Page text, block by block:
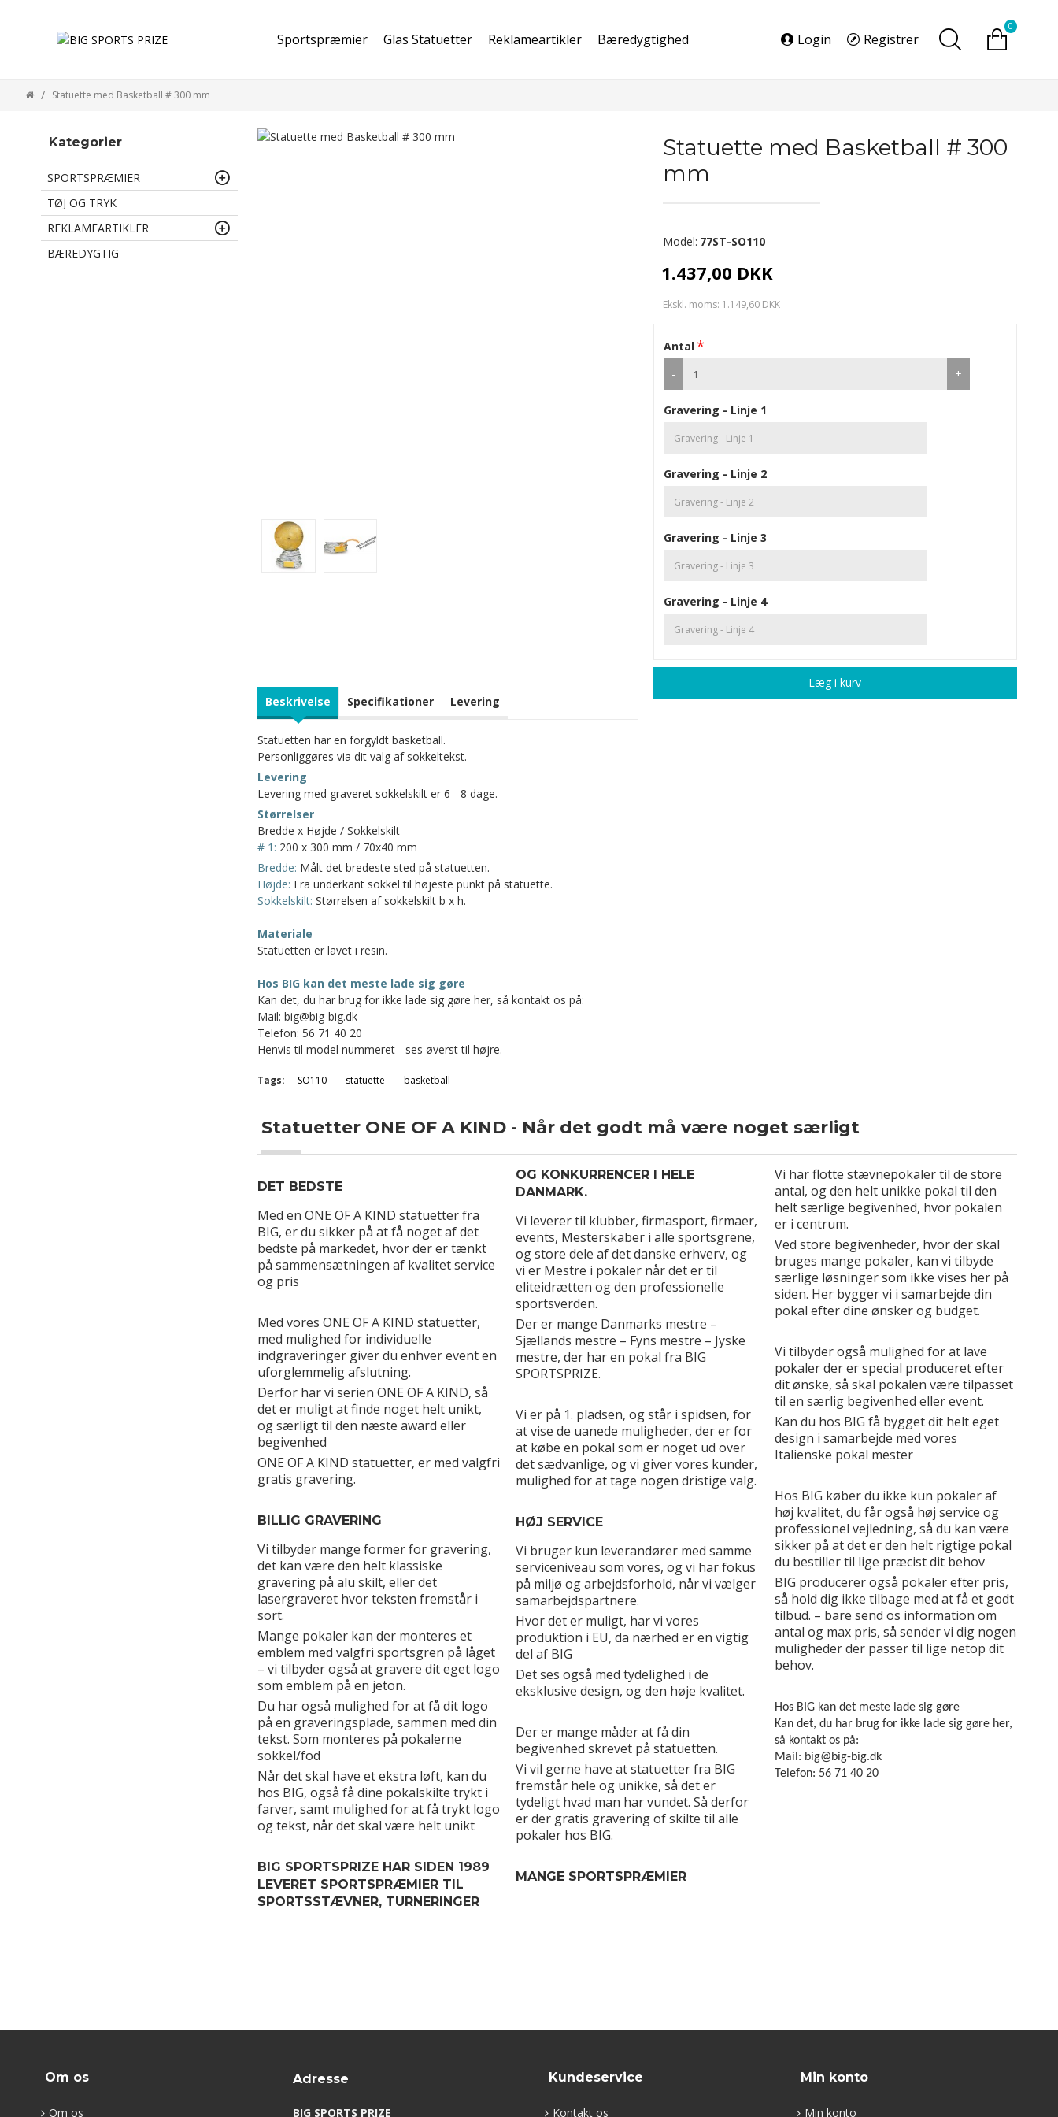
Sportspræmier Glas Statuetter Reklameartikler Bæredygtighed Login Registrer
0
Statuette med Basketball # 300 mm
Kategorier
SPORTSPRÆMIER
TØJ OG TRYK
REKLAMEARTIKLER
BÆREDYGTIG
Beskrivelse Specifikationer Levering
Statuetten har en forgyldt basketball.
Personliggøres via dit valg af sokkeltekst.
Levering
Levering med graveret sokkelskilt er 6 - 8 dage.
Størrelser
Bredde x Højde / Sokkelskilt
# 1: 200 x 300 mm / 70x40 mm
Bredde: Målt det bredeste sted på statuetten.
Højde: Fra underkant sokkel til højeste punkt på statuette.
Sokkelskilt: Størrelsen af sokkelskilt b x h.
Materiale
Statuetten er lavet i resin.
Hos BIG kan det meste lade sig gøre
Kan det, du har brug for ikke lade sig gøre her, så kontakt os på:
Mail: big@big-big.dk
Telefon: 56 71 40 20
Henvis til model nummeret - ses øverst til højre.
Statuette med Basketball # 300
mm
1.437,00 DKK
Ekskl. moms: 1.149,60 DKK
Model: 77ST-SO110
Antal
-
+
Gravering - Linje 1
Gravering - Linje 2
Gravering - Linje 3
Gravering - Linje 4
Læg i kurv
Tags: SO110 statuette basketball
Statuetter ONE OF A KIND - Når det godt må være noget særligt
DET BEDSTE
Med en ONE OF A KIND statuetter fra
BIG, er du sikker på at få noget af det
bedste på markedet, hvor der er tænkt
på sammensætningen af kvalitet service
og pris
Med vores ONE OF A KIND statuetter,
med mulighed for individuelle
indgraveringer giver du enhver event en
uforglemmelig afslutning.
Derfor har vi serien ONE OF A KIND, så
det er muligt at finde noget helt unikt,
og særligt til den næste award eller
begivenhed
ONE OF A KIND statuetter, er med valgfri
gratis gravering.
BILLIG GRAVERING
Vi tilbyder mange former for gravering,
det kan være den helt klassiske
gravering på alu skilt, eller det
lasergraveret hvor teksten fremstår i
sort.
Mange pokaler kan der monteres et
emblem med valgfri sportsgren på låget
– vi tilbyder også at gravere dit eget logo
som emblem på en jeton.
Du har også mulighed for at få dit logo
på en graveringsplade, sammen med din
tekst. Som monteres på pokalerne
sokkel/fod
Når det skal have et ekstra løft, kan du
hos BIG, også få dine pokalskilte trykt i
farver, samt mulighed for at få trykt logo
og tekst, når det skal være helt unikt
BIG SPORTSPRIZE HAR SIDEN 1989
LEVERET SPORTSPRÆMIER TIL
SPORTSSTÆVNER, TURNERINGER
OG KONKURRENCER I HELE
DANMARK.
Vi leverer til klubber, firmasport, firmaer,
events, Mesterskaber i alle sportsgrene,
og store dele af det danske erhverv, og
vi er Mestre i pokaler når det er til
eliteidrætten og den professionelle
sportsverden.
Der er mange Danmarks mestre –
Sjællands mestre – Fyns mestre – Jyske
mestre, der har en pokal fra BIG
SPORTSPRIZE.
Vi er på 1. pladsen, og står i spidsen, for
at vise de uanede muligheder, der er for
at købe en pokal som er noget ud over
det sædvanlige, og vi giver vores kunder,
mulighed for at tage nogen dristige valg.
HØJ SERVICE
Vi bruger kun leverandører med samme
serviceniveau som vores, og vi har fokus
på miljø og arbejdsforhold, når vi vælger
samarbejdspartnere.
Hvor det er muligt, har vi vores
produktion i EU, da nærhed er en vigtig
del af BIG
Det ses også med tydelighed i de
eksklusive design, og den høje kvalitet.
Der er mange måder at få din
begivenhed skrevet på statuetten.
Vi vil gerne have at statuetter fra BIG
fremstår hele og unikke, så det er
tydeligt hvad man har vundet. Så derfor
er der gratis gravering of skilte til alle
pokaler hos BIG.
MANGE SPORTSPRÆMIER
Vi har flotte stævnepokaler til de store
antal, og den helt unikke pokal til den
helt særlige begivenhed, hvor pokalen
er i centrum.
Ved store begivenheder, hvor der skal
bruges mange pokaler, kan vi tilbyde
særlige løsninger som ikke vises her på
siden. Her bygger vi i samarbejde din
pokal efter dine ønsker og budget.
Vi tilbyder også mulighed for at lave
pokaler der er special produceret efter
dit ønske, så skal pokalen være tilpasset
til en særlig begivenhed eller event.
Kan du hos BIG få bygget dit helt eget
design i samarbejde med vores
Italienske pokal mester
Hos BIG køber du ikke kun pokaler af
høj kvalitet, du får også høj service og
professionel vejledning, så du kan være
sikker på at det er den helt rigtige pokal
du bestiller til lige præcist dit behov
BIG producerer også pokaler efter pris,
så hold dig ikke tilbage med at få et godt
tilbud. – bare send os information om
antal og max pris, så sender vi dig nogen
muligheder der passer til lige netop dit
behov.
Hos BIG kan det meste lade sig gøre
Kan det, du har brug for ikke lade sig gøre her,
så kontakt os på:
Mail: big@big-big.dk
Telefon: 56 71 40 20
Om os
Om os
Adresse
BIG SPORTS PRIZE
Kundeservice
Kontakt os
Min konto
Min konto